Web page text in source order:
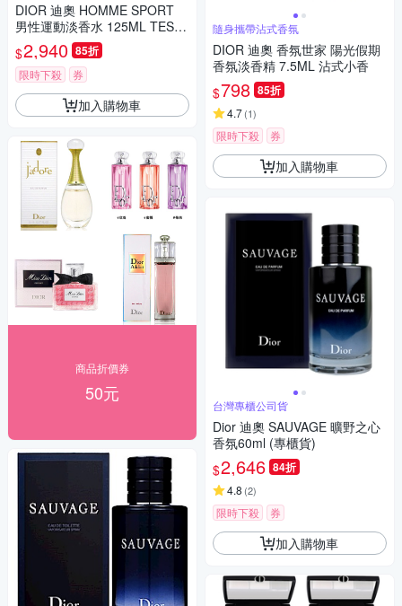
DIOR 迪奧 HOMME SPORT
男性運動淡香水 125ML TEST
ER 環保包裝
$2,940 85折
限時下殺 券
加入購物車
商品折價券
50元
隨身攜帶沾式香氛
DIOR 迪奧 香氛世家 陽光假期
香氛淡香精 7.5ML 沾式小香
$798 85折
4.7(1)
限時下殺 券
加入購物車
台灣專櫃公司貨
Dior 迪奧 SAUVAGE 曠野之心
香氛60ml (專櫃貨)
$2,646 84折
4.8 (2)
限時下殺 券
加入購物車